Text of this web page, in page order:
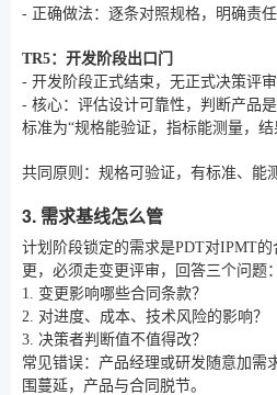
- 正确做法：逐条对照规格，明确责
TR5：开发阶段出口门
- 开发阶段正式结束，无正式决策评审
- 核心：评估设计可靠性，判断产品
标准为“规格能验证，指标能测量，结
共同原则：规格可验证，有标准、能
3. 需求基线怎么管
计划阶段锁定的需求是PDT对IPMT
更，必须走变更评审，回答三个问题：
1. 变更影响哪些合同条款？
2. 对进度、成本、技术风险的影响？
3. 决策者判断值不值得改？
常见错误：产品经理或研发随意加需
围蔓延，产品与合同脱节。